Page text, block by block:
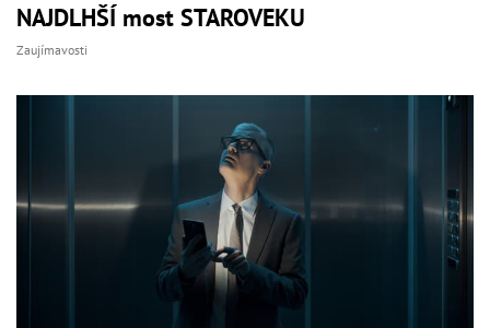
NAJDLHŠÍ most STAROVEKU
Zaujímavosti